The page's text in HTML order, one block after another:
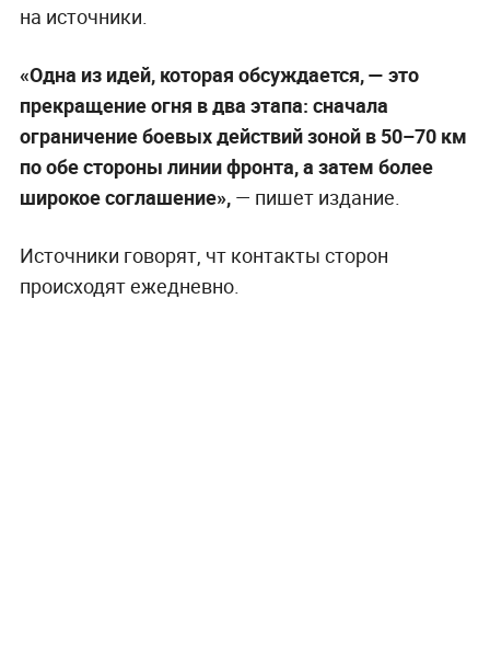
на источники.
«Одна из идей, которая обсуждается, — это
прекращение огня в два этапа: сначала
ограничение боевых действий зоной в 50–70 км
по обе стороны линии фронта, а затем более
широкое соглашение», — пишет издание.
Источники говорят, чт контакты сторон
происходят ежедневно.